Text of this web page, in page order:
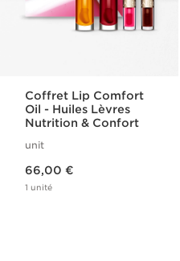
Coffret Lip Comfort
Oil - Huiles Lèvres
Nutrition & Confort
unit
66,00 €
1 unité